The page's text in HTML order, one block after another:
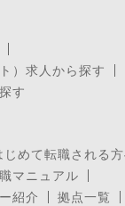
）求人から探す
す
じめて転職される
マニュアル
紹介
拠点一覧